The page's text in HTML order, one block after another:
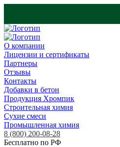
О компании
Лицензии и сертификаты
Партнеры
Отзывы
Контакты
Добавки в бетон
Продукция Хромпик
Строительная химия
Сухие смеси
Промышленная химия
8 (800) 200-08-28
Бесплатно по РФ